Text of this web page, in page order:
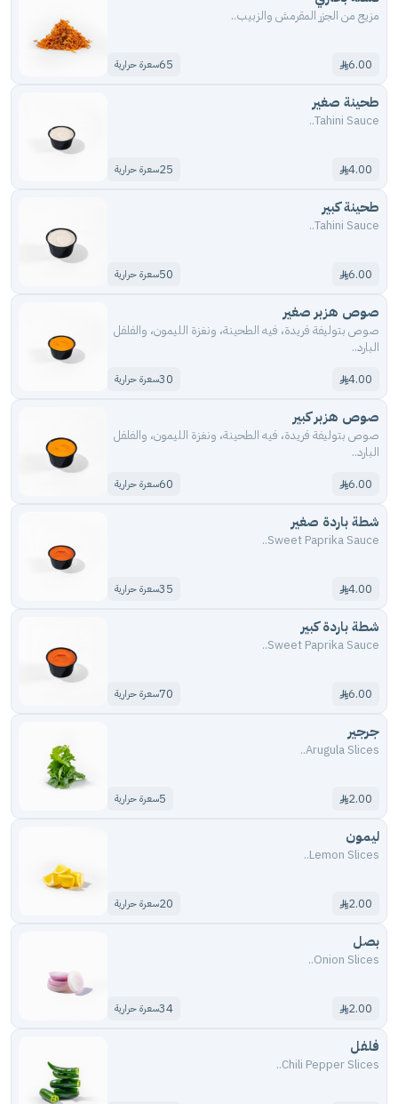
مزيج من الجزر المقرمش والزبيب..
6.00
65سعرة حرارية
طحينة صغير
Tahini Sauce..
4.00
25سعرة حرارية
طحينة كبير
Tahini Sauce..
6.00
50سعرة حرارية
صوص هزبر صغير
صوص بتوليفة فريدة، فيه الطحينة، ونغزة الليمون، والفلفل
البارد..
4.00
30سعرة حرارية
صوص هزبر كبير
صوص بتوليفة فريدة، فيه الطحينة، ونغزة الليمون، والفلفل
البارد..
6.00
60سعرة حرارية
شطة باردة صغير
Sweet Paprika Sauce..
4.00
35سعرة حرارية
شطة باردة كبير
Sweet Paprika Sauce..
6.00
70سعرة حرارية
جرجير
Arugula Slices..
2.00
5سعرة حرارية
ليمون
Lemon Slices..
2.00
20سعرة حرارية
بصل
Onion Slices..
2.00
34سعرة حرارية
فلفل
Chili Pepper Slices..